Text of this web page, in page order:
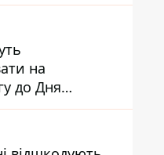
на
до Дня
- кому її